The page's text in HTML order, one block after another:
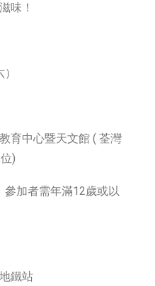
味！
育中心暨天文館 ( 荃灣
)
參加者需年滿12歲或以
鐵站